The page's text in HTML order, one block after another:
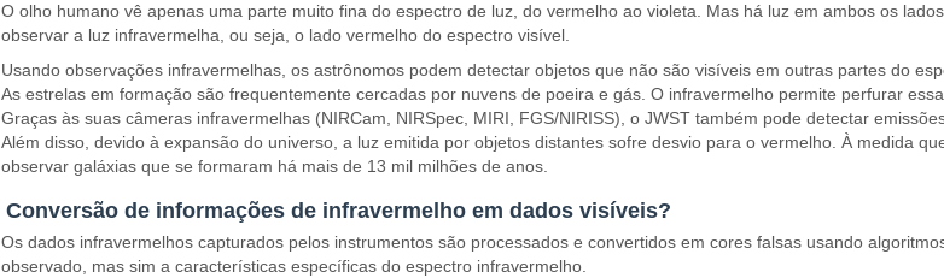
O olho humano vê apenas uma parte muito fina do espectro de luz, do vermelho ao violeta. Mas há luz em ambos os
observar a luz infravermelha, ou seja, o lado vermelho do espectro visível.
Usando observações infravermelhas, os astrônomos podem detectar objetos que não são visíveis em outras partes do
As estrelas em formação são frequentemente cercadas por nuvens de poeira e gás. O infravermelho permite perfurar
Graças às suas câmeras infravermelhas (NIRCam, NIRSpec, MIRI, FGS/NIRISS), o JWST também pode detectar
Além disso, devido à expansão do universo, a luz emitida por objetos distantes sofre desvio para o vermelho. À medida
observar galáxias que se formaram há mais de 13 mil milhões de anos.
Conversão de informações de infravermelho em dados visíveis?
Os dados infravermelhos capturados pelos instrumentos são processados ​​e convertidos em cores falsas usando
observado, mas sim a características específicas do espectro infravermelho.